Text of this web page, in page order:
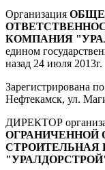
Организация
КОМПАНИЯ
едином
назад 24 июля 2013г.
Зарегистрирована
Нефтекамск, ул.
ДИРЕКТОР
ОГРАНИЧЕННОЙ
СТРОИТЕЛЬНАЯ